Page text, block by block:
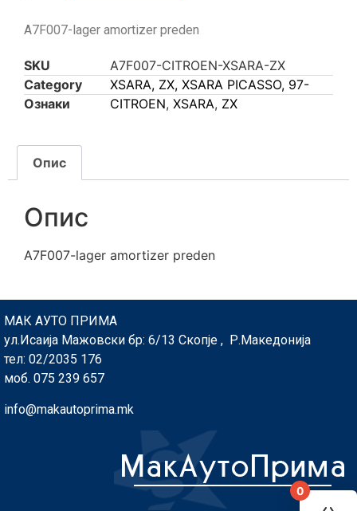
A7F007-lager amortizer preden
SKU
A7F007-CITROEN-XSARA-ZX
Category
XSARA, ZX, XSARA PICASSO, 97-
Ознаки
CITROEN, XSARA, ZX
Опис
Опис
A7F007-lager amortizer preden
МАК АУТО ПРИМА
ул.Исаија Мажовски бр: 6/13 Скопје , Р.Македонија
тел: 02/2035 176
моб. 075 239 657
info@makautoprima.mk
0